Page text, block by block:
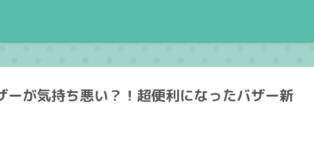
ーが気持ち悪い？！超便利になったバザー新